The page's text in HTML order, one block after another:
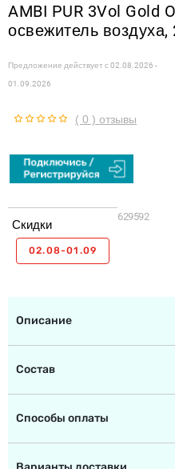
AMBI PUR 3Vol Gold
освежитель
Предложение действует с02.08.2026 -
01.09.2026
( 0 ) отзывы
629592
Скидки
02.08-01.09
Описание
Состав
Способы оплаты